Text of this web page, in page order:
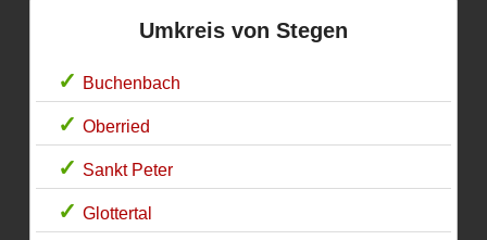
Umkreis von Stegen
Buchenbach
Oberried
Sankt Peter
Glottertal